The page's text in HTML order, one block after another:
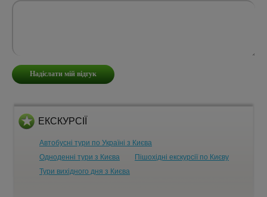
ЕКСКУРСІЇ
Автобусні тури по Україні з Києва
Одноденні тури з Києва
Пішохідні екскурсії по Києву
Тури вихідного дня з Києва